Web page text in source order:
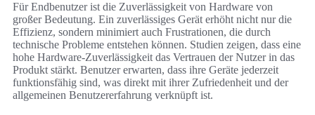
Für Endbenutzer ist die Zuverlässigkeit von Hardware von
großer Bedeutung. Ein zuverlässiges Gerät erhöht nicht nur die
Effizienz, sondern minimiert auch Frustrationen, die durch
technische Probleme entstehen können. Studien zeigen, dass eine
hohe Hardware-Zuverlässigkeit das Vertrauen der Nutzer in das
Produkt stärkt. Benutzer erwarten, dass ihre Geräte jederzeit
funktionsfähig sind, was direkt mit ihrer Zufriedenheit und der
allgemeinen Benutzererfahrung verknüpft ist.